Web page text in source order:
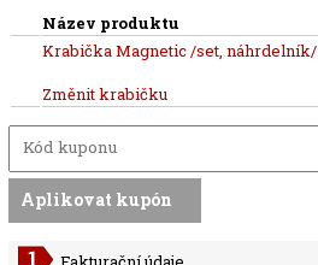
Název produktu
Krabička Magnetic /set, náhrdelník/
Změnit krabičku